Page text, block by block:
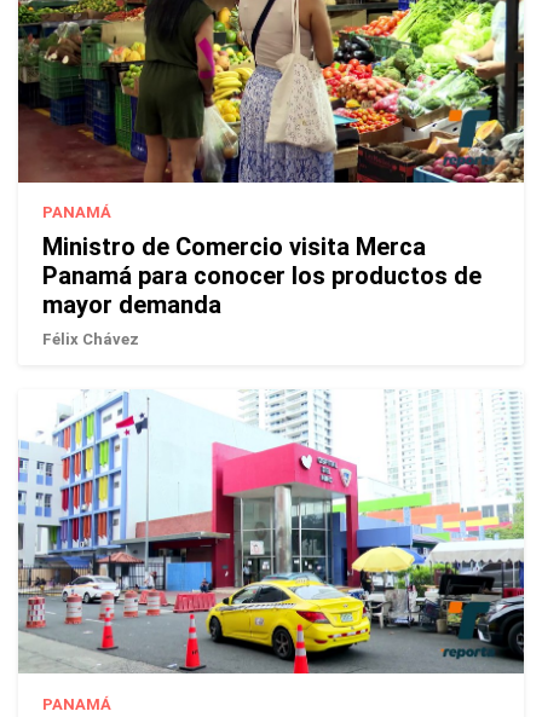
PANAMÁ
Ministro de Comercio visita Merca
Panamá para conocer los productos de
mayor demanda
Félix Chávez
PANAMÁ